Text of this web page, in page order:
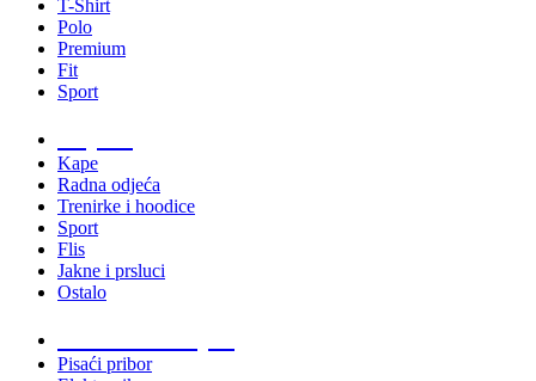
T-Shirt
Polo
Premium
Fit
Sport
Kape
Radna odjeća
Trenirke i hoodice
Sport
Flis
Jakne i prsluci
Ostalo
Pisaći pribor